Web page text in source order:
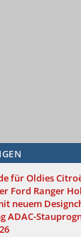
für Oldies
Ford Ranger
neuem
ADAC-